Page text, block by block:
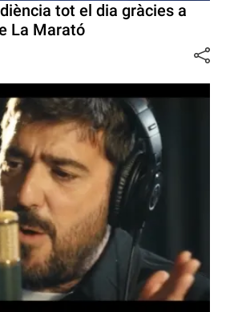
tot el dia gràcies a
La Marató